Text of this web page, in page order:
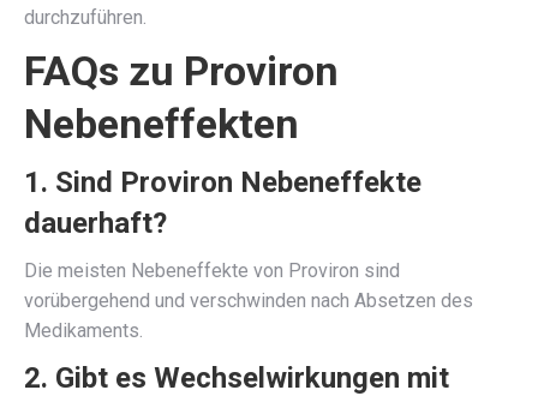
durchzuführen.
FAQs zu Proviron
Nebeneffekten
1. Sind Proviron Nebeneffekte
dauerhaft?
Die meisten Nebeneffekte von Proviron sind
vorübergehend und verschwinden nach Absetzen des
Medikaments.
2. Gibt es Wechselwirkungen mit